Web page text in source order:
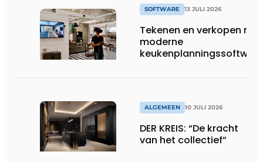
SOFTWARE 13 JULI 2026
Tekenen en verkopen met
moderne
keukenplanningssoftware
ALGEMEEN 10 JULI 2026
DER KREIS: “De kracht
van het collectief”